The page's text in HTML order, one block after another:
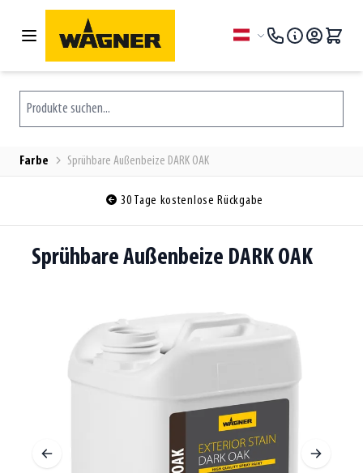
Zum Inhalt springen
Sprache
Produkte suchen...
Farbe Sprühbare Außenbeize DARK OAK
30 Tage kostenlose Rückgabe
Sprühbare Außenbeize DARK OAK